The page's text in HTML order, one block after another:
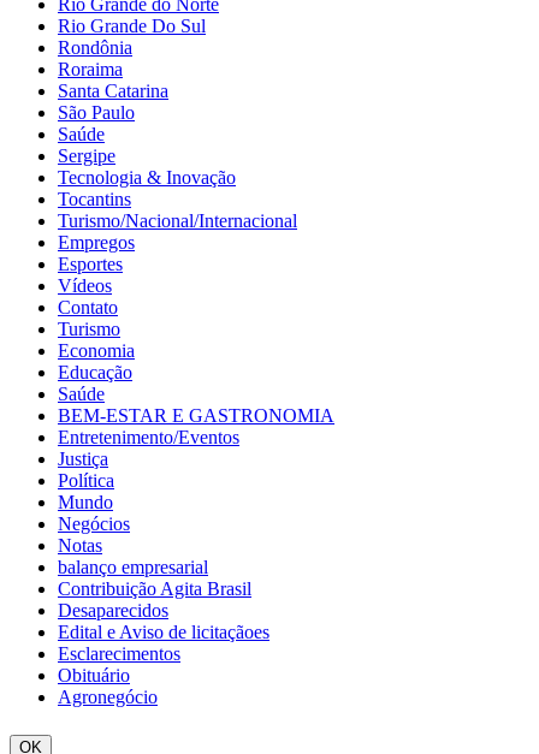
Rio Grande Do Sul
Rondônia
Roraima
Santa Catarina
São Paulo
Saúde
Sergipe
Tecnologia & Inovação
Tocantins
Turismo/Nacional/Internacional
Empregos
Esportes
Vídeos
Contato
Turismo
Economia
Educação
Saúde
BEM-ESTAR E GASTRONOMIA
Entretenimento/Eventos
Justiça
Política
Mundo
Negócios
Notas
balanço empresarial
Contribuição Agita Brasil
Desaparecidos
Edital e Aviso de licitaçãoes
Esclarecimentos
Obituário
Agronegócio
OK